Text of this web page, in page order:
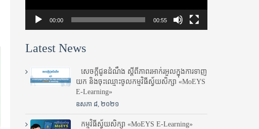
00:00 00:55
Latest News
សេចក្តីជូនដំណឹង ស្តី​ពីភាព​រអាក់រអួល​ក្នុងការ​ទាញ​
យក និង​ចុះ​ឈ្មោះ​ចូល​កម្មវិធី​ស្វ័យសិក្សា «MoEYS
E-Learning»
ឧសភា ៨, ២០២១
កម្មវិធីស្វ័យសិក្សា «MoEYS E-Learning»